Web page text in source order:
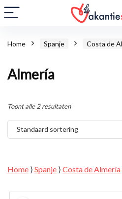
Home Spanje Costa de
Almería
Toont alle 2 resultaten
Standaard sortering
Home ⟩ Spanje ⟩ Costa de Almería